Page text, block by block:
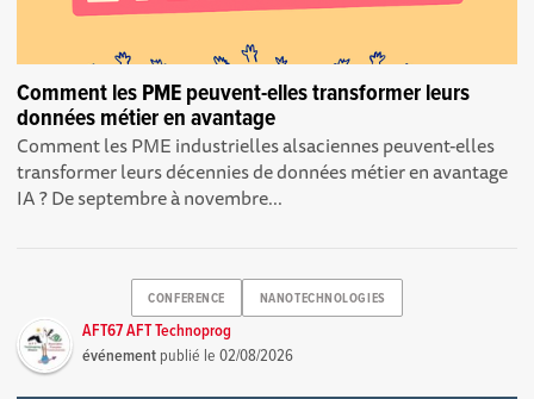
Comment les PME peuvent-elles transformer leurs
données métier en avantage
Comment les PME industrielles alsaciennes peuvent-elles
transformer leurs décennies de données métier en avantage
IA ? De septembre à novembre...
CONFERENCE NANOTECHNOLOGIES
AFT67 AFT Technoprog
événement publié le02/08/2026